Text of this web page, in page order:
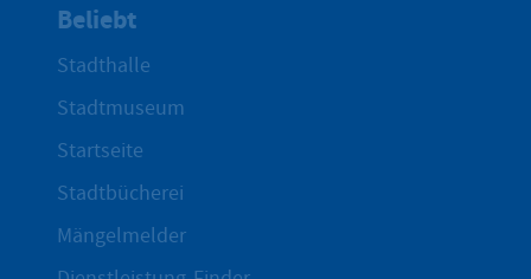
Beliebt
Stadthalle
Stadtmuseum
Startseite
Stadtbücherei
Mängelmelder